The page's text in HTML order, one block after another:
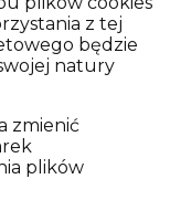
z tej
będzie
natury
zmienić
plików